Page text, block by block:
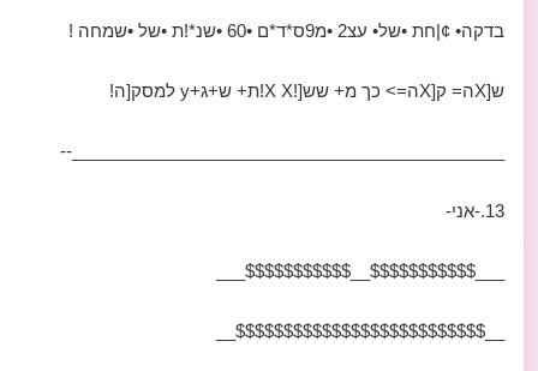
בדקה• ¢|חת •של• עצ2 •מ9ס*ד*ם •60 •שנ*!ת •של •שמחה !
ש[Xה= ק[Xה=> כך מ+ שש[!X X!ת+ ש+ג+y למסק[ה!
_____________________________________________--
13.-אני-
___$$$$$$$$$$$__$$$$$$$$$$$___
__$$$$$$$$$$$$$$$$$$$$$$$$$$__